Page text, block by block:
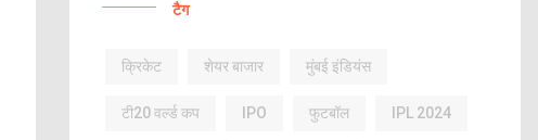
टैग
क्रिकेट शेयर बाजार मुंबई इंडियंस
टी20 वर्ल्ड कप IPO फुटबॉल IPL 2024